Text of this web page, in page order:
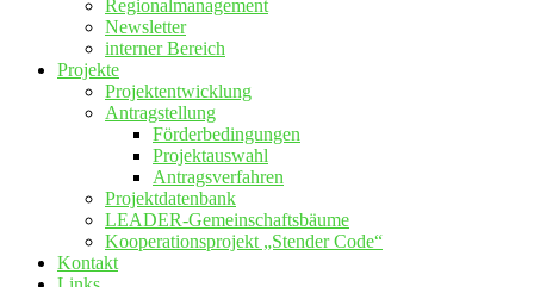
Regionalmanagement
Newsletter
interner Bereich
Projekte
Projektentwicklung
Antragstellung
Förderbedingungen
Projektauswahl
Antragsverfahren
Projektdatenbank
LEADER-Gemeinschaftsbäume
Kooperationsprojekt „Stender Code“
Kontakt